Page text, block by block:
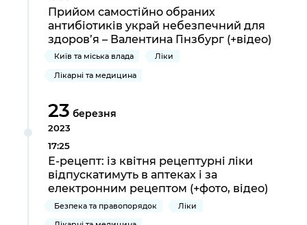
Прийом самостійно обраних
антибіотиків украй небезпечний для
здоров’я – Валентина Гінзбург (+відео)
Київ та міська влада
Ліки
Лікарні та медицина
23 березня
2023
17:25
Е-рецепт: із квітня рецептурні ліки
відпускатимуть в аптеках і за
електронним рецептом (+фото, відео)
Безпека та правопорядок
Ліки